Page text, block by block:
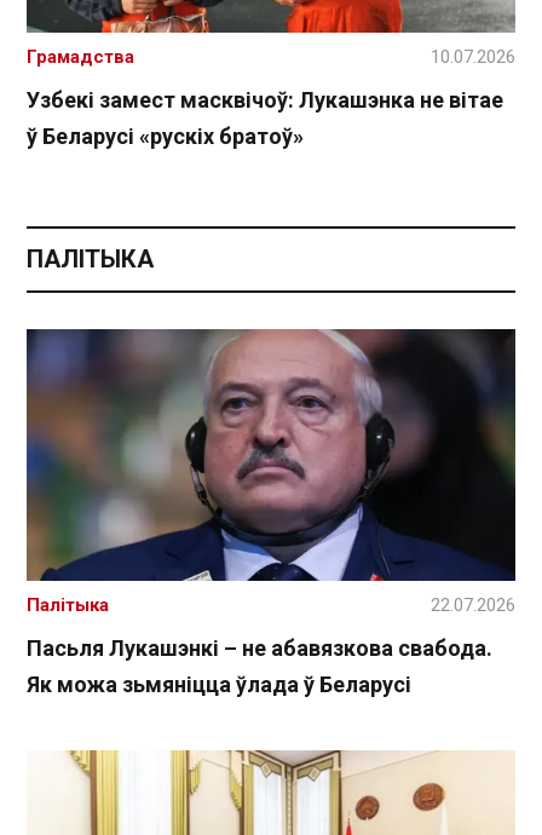
Узбекі замест масквічоў: Лукашэнка не вітае
ў Беларусі «рускіх братоў»
Грамадства 10.07.2026
ПАЛІТЫКА
Пасьля Лукашэнкі – не абавязкова свабода.
Як можа зьмяніцца ўлада ў Беларусі
Палітыка 22.07.2026